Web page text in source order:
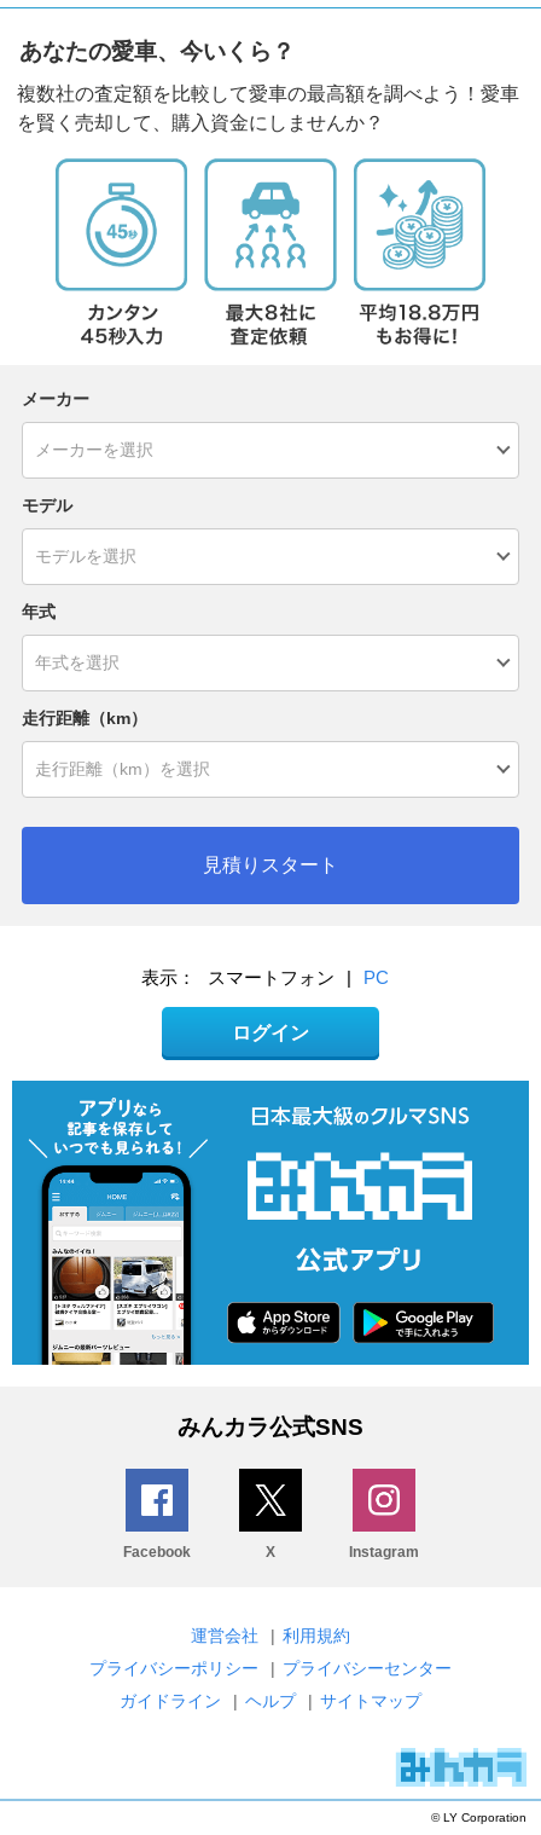
あなたの愛車、今いくら？
複数社の査定額を比較して愛車の最高額を調べよう！愛車
を賢く売却して、購入資金にしませんか？
メーカー
モデル
年式
走行距離（km）
見積りスタート
表示： スマートフォン | PC
ログイン
みんカラ公式SNS
Facebook X Instagram
運営会社 | 利用規約
プライバシーポリシー
| プライバシーセンター
ガイドライン
| ヘルプ | サイトマップ
© LY Corporation